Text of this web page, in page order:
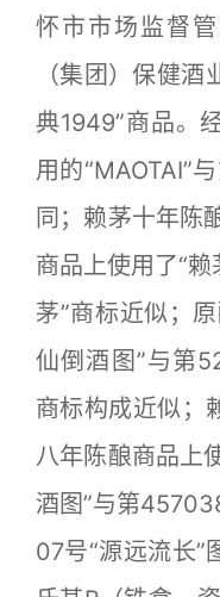
怀市市场监督
（集团）保健
典1949”商品。
用的“MAOTAI”
同；赖茅十年陈
商品上使用了“
茅”商标近似；
仙倒酒图”与第
商标构成近似；
八年陈酿商品上
酒图”与第
07号“源远流长”